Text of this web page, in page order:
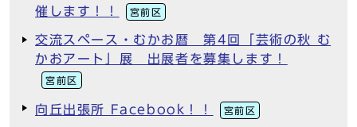
催します！！
宮前区
交流スペース・むかお暦 第4回「芸術の秋 む
かおアート」展 出展者を募集します！
宮前区
向丘出張所 Facebook！！ 宮前区